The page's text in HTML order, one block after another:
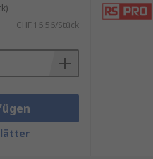
CHF.16.56/Stück